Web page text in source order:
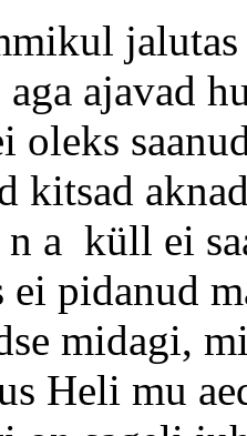
ajavad
oleks
kitsad
a küll ei
ei pidanud
midagi,
Heli mu